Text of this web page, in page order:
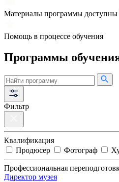
Материалы программы доступны
Помощь в процессе обучения
Программы
Фильтр
Квалификация
Продюсер
Фотограф
Профессиональная
Директор музея